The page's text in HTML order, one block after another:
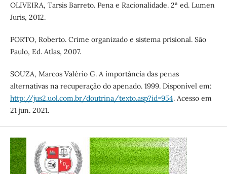
OLIVEIRA, Tarsis Barreto. Pena e Racionalidade. 2ª ed. Lumen
Juris, 2012.
PORTO, Roberto. Crime organizado e sistema prisional. São
Paulo, Ed. Atlas, 2007.
SOUZA, Marcos Valério G. A importância das penas
alternativas na recuperação do apenado. 1999. Disponível em:
http://jus2.uol.com.br/doutrina/texto.asp?id=954. Acesso em
21 jun. 2021.